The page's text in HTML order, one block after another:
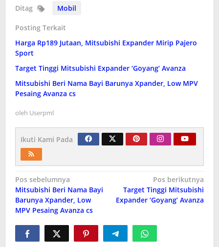
Ditag Mobil
Posting Terkait
Harga Rp189 Jutaan, Mitsubishi Expander Mirip Pajero
Sport
Target Tinggi Mitsubishi Expander ‘Goyang’ Avanza
Mitsubishi Beri Nama Bayi Barunya Xpander, Low MPV
Pesaing Avanza cs
oleh Userpml
Ikuti Kami Pada
Navigasi
pos
Pos sebelumnya
Mitsubishi Beri Nama Bayi
Barunya Xpander, Low
MPV Pesaing Avanza cs
Pos berikutnya
Target Tinggi Mitsubishi
Expander ‘Goyang’ Avanza